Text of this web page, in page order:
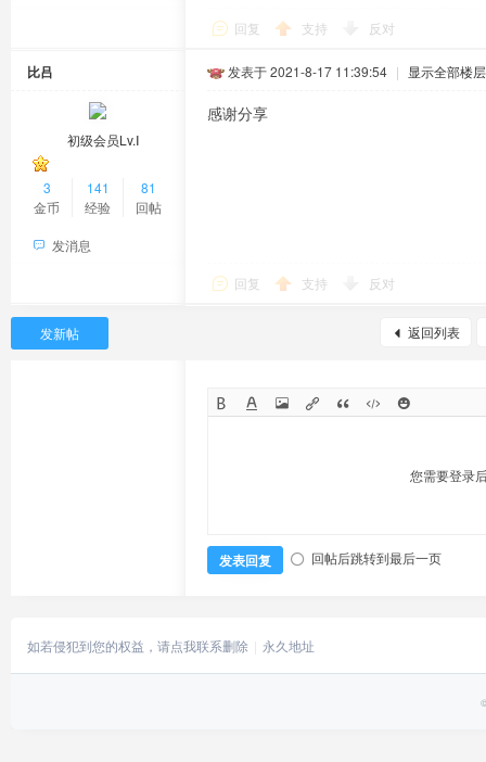
回复 支持 反对
比吕
初级会员Lv.Ⅰ
3
金币
141
经验
81
回帖
发消息
发表于 2021-8-17 11:39:54 | 显示全部楼层
感谢分享
回复 支持 反对
返回列表
发新帖
您需要登录
发表回复 回帖后跳转到最后一页
如若侵犯到您的权益，请点我联系删除 永久地址